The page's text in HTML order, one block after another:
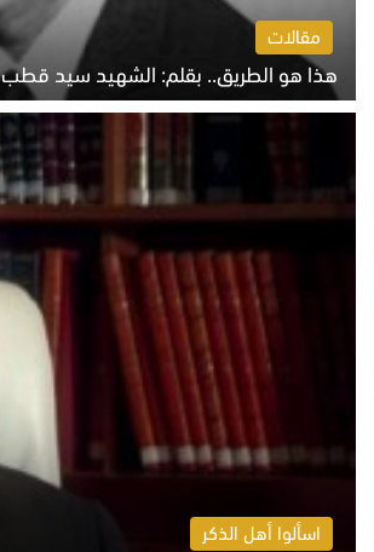
مقالات
هذا هو الطريق.. بقلم: الشهيد سيد قطب
الخميس 6 أغسطس 2026 10:52 ص
اسألوا أهل الذكر